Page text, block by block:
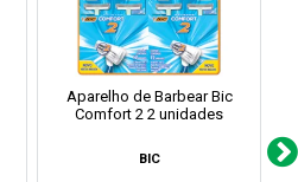
Aparelho de Barbear Bic
Comfort 2 2 unidades
BIC